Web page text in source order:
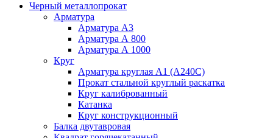
Черный металлопрокат
Арматура
Арматура А3
Арматура А 800
Арматура А 1000
Круг
Арматура круглая А1 (А240C)
Прокат стальной круглый раскатка
Круг калиброванный
Катанка
Круг конструкционный
Балка двутавровая